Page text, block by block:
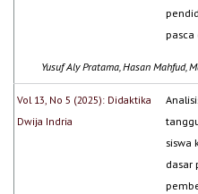
pasca
Yusuf Aly Pratama, Hasan Mahfud,
Vol 13, No 5 (2025): Didaktika
Dwija Indria
siswa
dasar